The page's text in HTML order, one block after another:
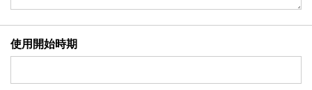
使用開始時期